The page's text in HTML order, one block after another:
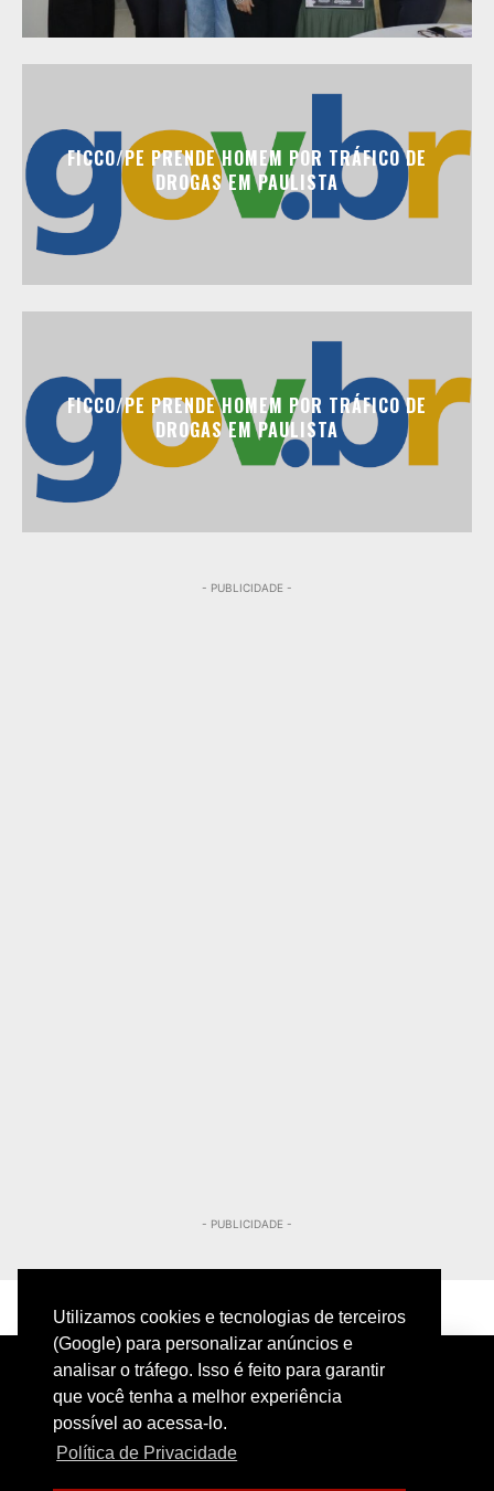
Utilizamos cookies e tecnologias de terceiros
(Google) para personalizar anúncios e
analisar o tráfego. Isso é feito para garantir
que você tenha a melhor experiência
possível ao acessa-lo.
Política de Privacidade
FICCO/PE PRENDE HOMEM POR TRÁFICO DE
DROGAS EM PAULISTA
FICCO/PE PRENDE HOMEM POR TRÁFICO DE
DROGAS EM PAULISTA
- PUBLICIDADE -
- PUBLICIDADE -